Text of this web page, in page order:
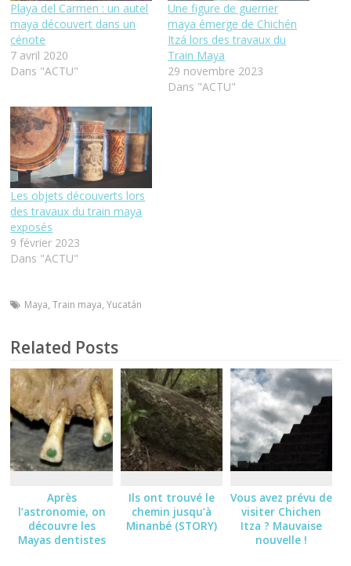
Playa del Carmen : un autel
maya découvert dans un
cénote
7 avril 2020
Dans "ACTU"
Une figure de guerrier
maya émerge de Chichén
Itzá lors des travaux du
Train Maya
29 novembre 2023
Dans "ACTU"
Les objets découverts lors
des travaux du train maya
exposés
9 février 2023
Dans "ACTU"
Maya,Train maya,Yucatán
Related Posts
Après
l’astronomie, on
découvre les
Mayas dentistes
Ils ont trouvé le
chemin jusqu’à
Minanbé (STORY)
Vous avez prévu de
visiter Chichen
Itza ? Mauvaise
nouvelle !